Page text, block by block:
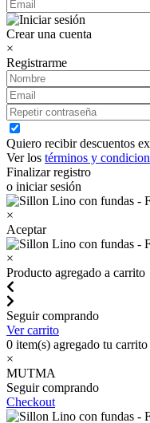
Crear una cuenta
×
Registrarme
Quiero recibir descuentos
Ver los términos y
Finalizar registro
o iniciar sesión
×
Aceptar
×
Producto agregado a carrito
Seguir comprando
Ver carrito
0 item(s) agregado tu carrito
×
MUTMA
Seguir comprando
Checkout